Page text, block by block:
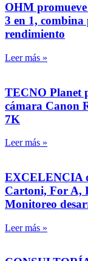
OHM
3 en 1,
rendimiento
Leer más »
TECNO Planet
cámara Canon
7K
Leer más »
EXCELENCIA
Cartoni, For A,
Monitoreo
Leer más »